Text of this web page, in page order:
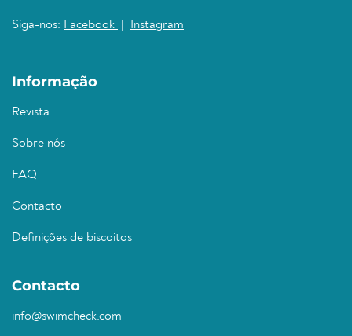
Siga-nos: Facebook Instagram
Informação
Revista
Sobre nós
FAQ
Contacto
Definições de biscoitos
Contacto
info@swimcheck.com